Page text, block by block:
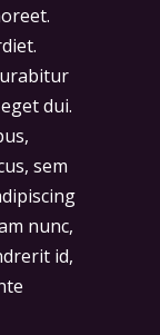
dui.
sem
nunc,
id,